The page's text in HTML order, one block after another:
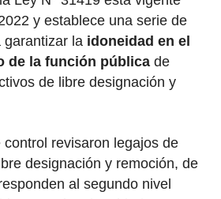
y establece una serie de
garantizar la idoneidad en el
de la función pública de
de libre designación y
revisaron legajos de
designación y remoción, de
al segundo nivel